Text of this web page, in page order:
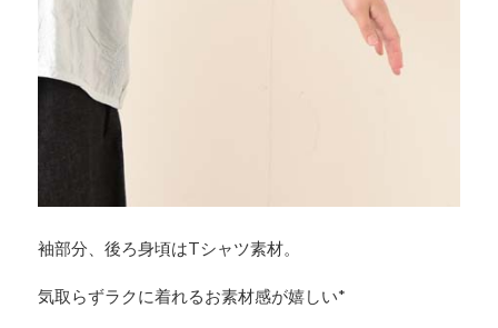
袖部分、後ろ身頃はTシャツ素材。
気取らずラクに着れるお素材感が嬉しい*